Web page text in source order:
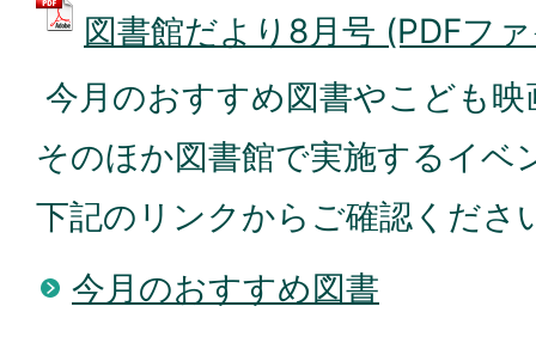
図書館だより8月号 (PDFフ
今月のおすすめ図書やこども
そのほか図書館で実施するイベ
下記のリンクからご確認くださ
今月のおすすめ図書